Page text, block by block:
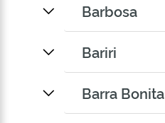
Barbosa
Bariri
Barra Bonita